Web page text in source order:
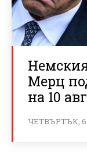
Мерц
на 10
ЧЕТВЪРТЪК, 6